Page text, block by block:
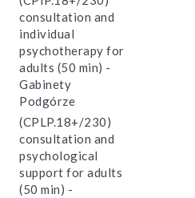
consultation and
individual
psychotherapy for
adults (50 min) -
Gabinety
Podgórze
(CPLP.18+/230)
consultation and
psychological
support for adults
(50 min) -